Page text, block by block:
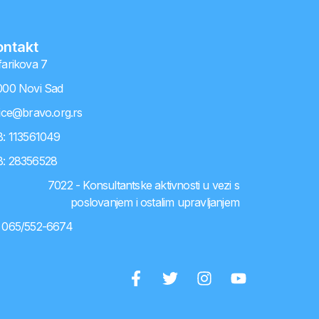
7
Novi Sad
113561049
28356528
7022 - Konsultantske aktivnosti u vezi s
poslovanjem i ostalim upravljanjem
065/552-6674